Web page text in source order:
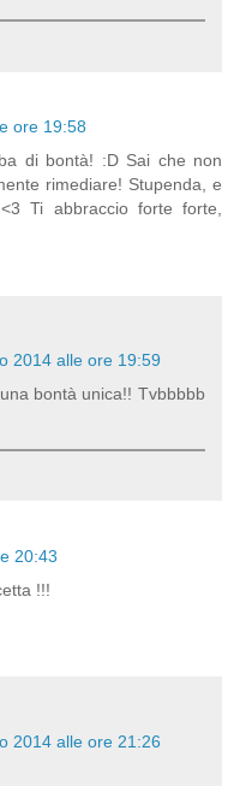
ore 19:58
di bontà! :D Sai che non
rimediare! Stupenda, e
Ti abbraccio forte forte,
2014 alle ore 19:59
bontà unica!! Tvbbbbb
20:43
!!!
2014 alle ore 21:26